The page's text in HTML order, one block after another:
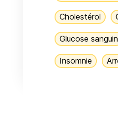
Cholestérol
Glucose sanguin
Insomnie